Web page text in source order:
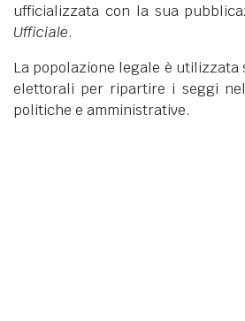
ufficializzata con la sua
Ufficiale.
La popolazione legale è utilizzata
elettorali per ripartire i seggi
politiche e amministrative.